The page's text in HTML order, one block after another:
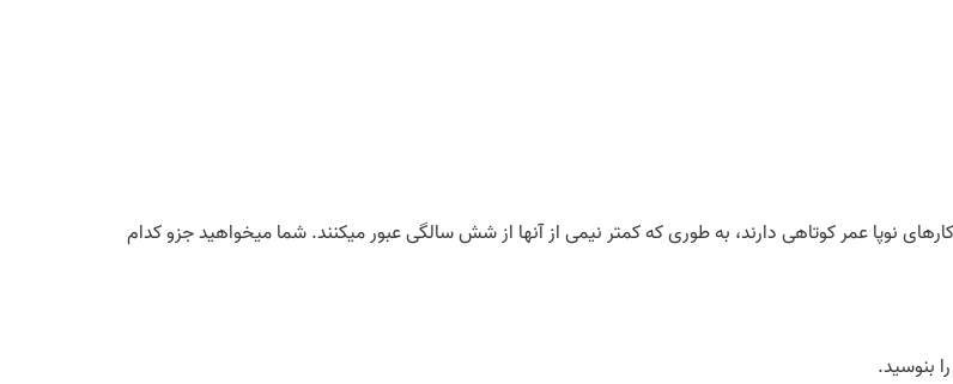
نوپا عمر کوتاهی دارند، به طوری که کمتر نیمی از آنها از شش سالگی عبور می­کنند. شما می­خواهید جزو کدام
بنوسید.